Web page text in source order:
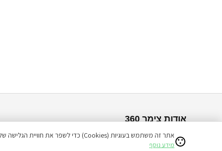
אודות צימר 360
צימרים לפי אזור
אתר זה משתמש בעוגיות (Cookies) כדי לשפר את חוויית הגלישה שלכם ולהציע תוכן מותאם אישי.
מידע נוסף